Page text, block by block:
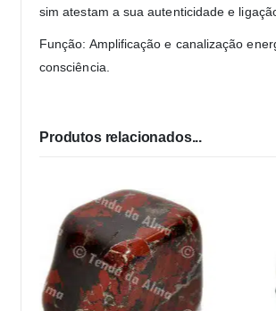
sim atestam a sua autenticidade e
Função: Amplificação e canalização
consciência.
Produtos relacionados...